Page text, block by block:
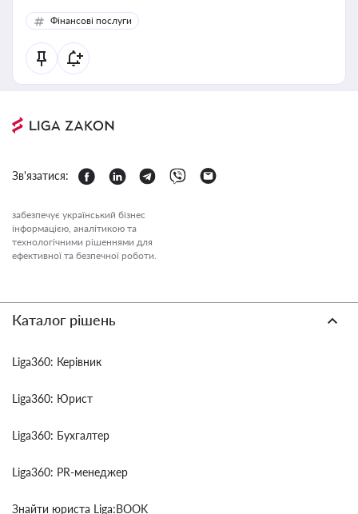
Фінансові послуги
Зв'язатися:
забезпечує український бізнес
інформацією, аналітикою та
технологічними рішеннями для
ефективної та безпечної роботи.
Каталог рішень
Liga360: Керівник
Liga360: Юрист
Liga360: Бухгалтер
Liga360: PR-менеджер
Знайти юриста Liga:BOOK